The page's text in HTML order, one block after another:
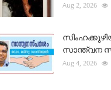
Aug 2, 2026
സാന്ത്വന
Aug 4, 2026